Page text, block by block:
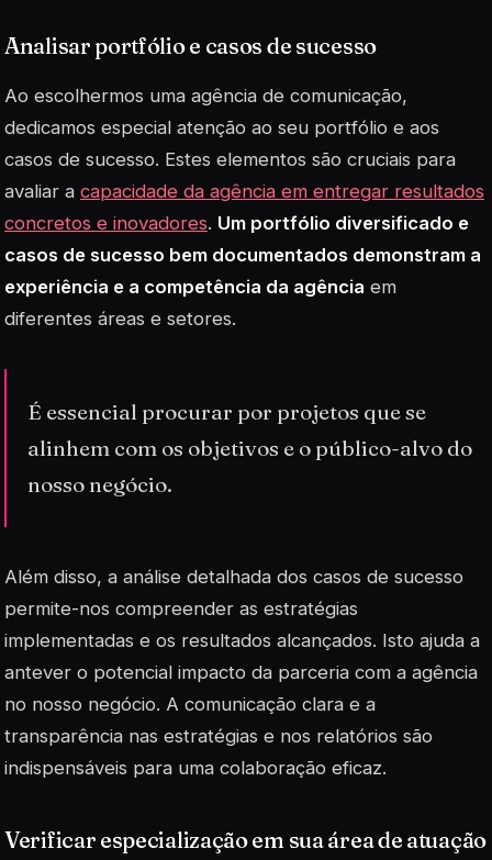
Analisar portfólio e casos de sucesso
Ao escolhermos uma agência de comunicação,
dedicamos especial atenção ao seu portfólio e aos
casos de sucesso. Estes elementos são cruciais para
avaliar a capacidade da agência em entregar resultados
concretos e inovadores. Um portfólio diversificado e
casos de sucesso bem documentados demonstram a
experiência e a competência da agência em
diferentes áreas e setores.
É essencial procurar por projetos que se
alinhem com os objetivos e o público-alvo do
nosso negócio.
Além disso, a análise detalhada dos casos de sucesso
permite-nos compreender as estratégias
implementadas e os resultados alcançados. Isto ajuda a
antever o potencial impacto da parceria com a agência
no nosso negócio. A comunicação clara e a
transparência nas estratégias e nos relatórios são
indispensáveis para uma colaboração eficaz.
Verificar especialização em sua área de atuação